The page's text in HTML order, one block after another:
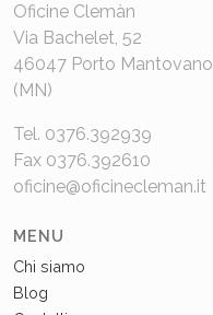
Oficine Clemàn
Via Bachelet, 52
46047 Porto Mantovano
(MN)
Tel. 0376.392939
Fax 0376.392610
oficine@oficinecleman.it
MENU
Chi siamo
Blog